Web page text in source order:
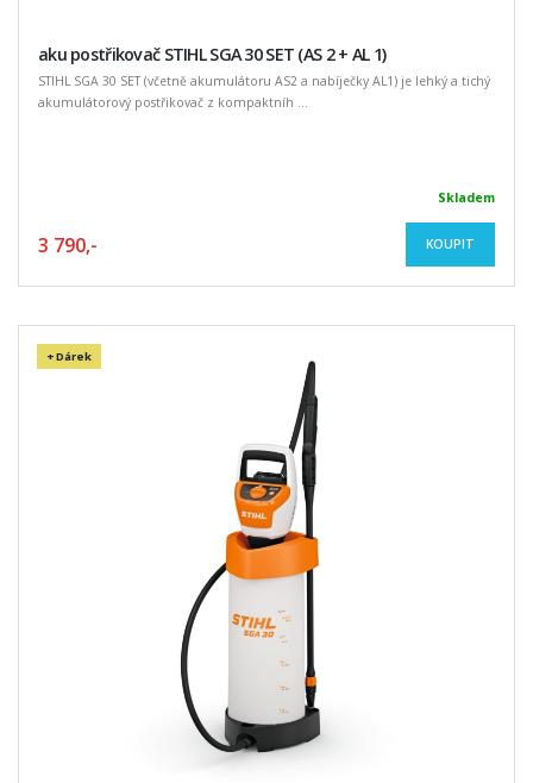
aku postřikovač STIHL SGA 30 SET (AS 2 + AL 1)
STIHL SGA 30 SET (včetně akumulátoru AS2 a nabíječky AL1) je lehký a tichý
akumulátorový postřikovač z kompaktníh ...
Skladem
3 790,- KOUPIT
+ Dárek